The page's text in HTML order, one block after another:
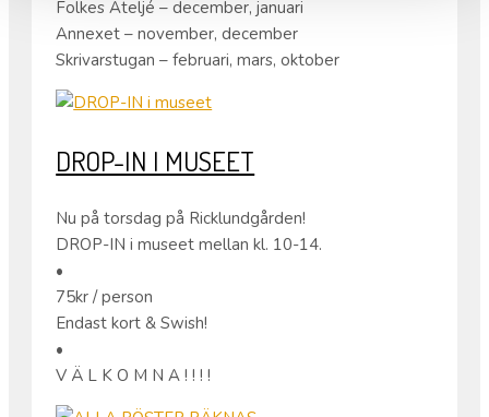
Folkes Ateljé – december, januari
Annexet – november, december
Skrivarstugan – februari, mars, oktober
DROP-IN I MUSEET
Nu på torsdag på Ricklundgården!
DROP-IN i museet mellan kl. 10-14.
•
75kr / person
Endast kort & Swish!
•
V Ä L K O M N A ! ! ! !